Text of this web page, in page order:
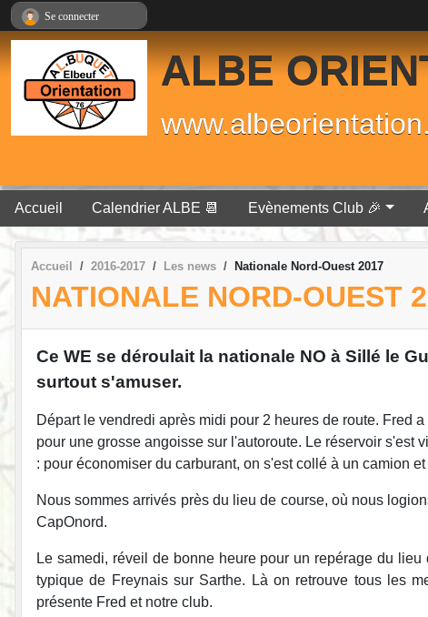
ALBE
Accueil Calendrier ALBE 📆 Evènements Club 🎉
Accueil 2016-2017 Les news Nationale Nord-Ouest 2017
NATIONALE NORD-OUEST
Ce WE se déroulait la nationale NO à Sillé le
surtout s'amuser.
Départ le vendredi après midi pour 2 heures de route. Fred
pour une grosse angoisse sur l'autoroute. Le réservoir s'est
: pour économiser du carburant, on s'est collé à un camion
Nous sommes arrivés près du lieu de course, où nous
CapOnord.
Le samedi, réveil de bonne heure pour un repérage du
typique de Freynais sur Sarthe. Là on retrouve tous les
présente Fred et notre club.
Se connecter
Panneau de gestion des cookies